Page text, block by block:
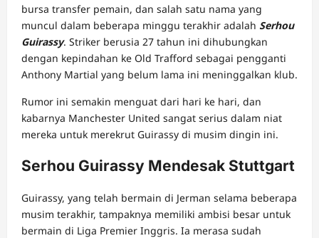
bursa transfer pemain, dan salah satu nama yang
muncul dalam beberapa minggu terakhir adalah Serhou
Guirassy. Striker berusia 27 tahun ini dihubungkan
dengan kepindahan ke Old Trafford sebagai pengganti
Anthony Martial yang belum lama ini meninggalkan klub.
Rumor ini semakin menguat dari hari ke hari, dan
kabarnya Manchester United sangat serius dalam niat
mereka untuk merekrut Guirassy di musim dingin ini.
Serhou Guirassy Mendesak Stuttgart
Guirassy, yang telah bermain di Jerman selama beberapa
musim terakhir, tampaknya memiliki ambisi besar untuk
bermain di Liga Premier Inggris. Ia merasa sudah